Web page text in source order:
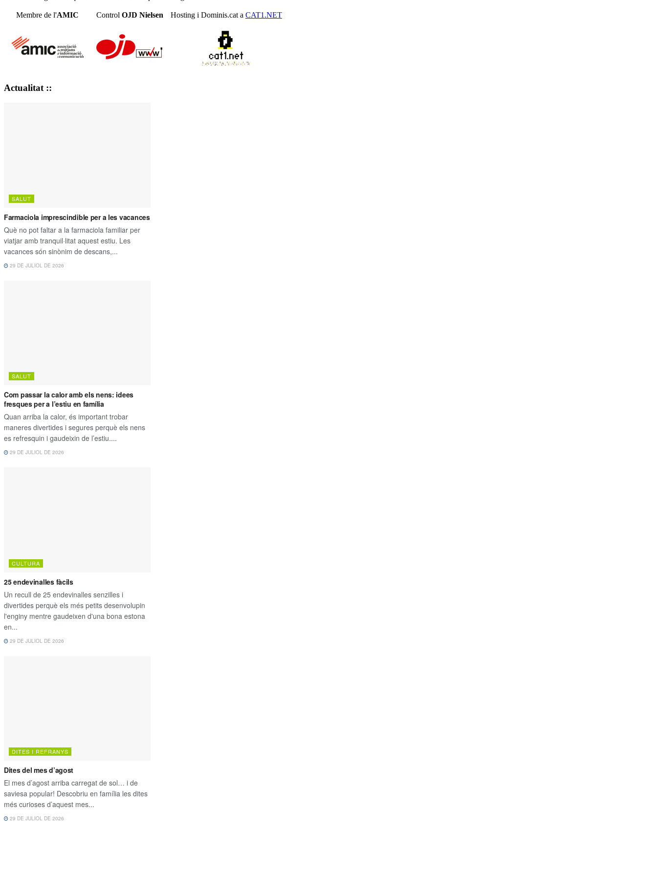
Membre de l'AMIC Control OJD Nielsen Hosting i Dominis.cat a CAT1.NET
Actualitat ::